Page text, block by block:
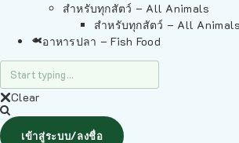
สำหรับทุกสัตว์ – All Animals
สำหรับทุกสัตว์ – All Animals
อาหารปลา – Fish Food
Clear
เข้าสู่ระบบ/ลงชื่อ